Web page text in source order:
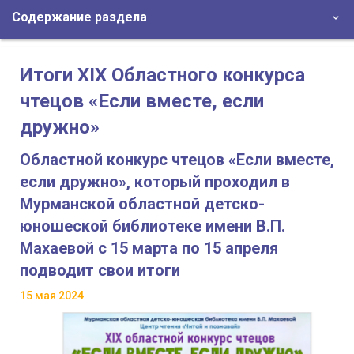
Содержание раздела
Итоги XIX Областного конкурса
чтецов «Если вместе, если
дружно»
Областной конкурс чтецов «Если вместе,
если дружно», который проходил в
Мурманской областной детско-
юношеской библиотеке имени В.П.
Махаевой с 15 марта по 15 апреля
подводит свои итоги
15 мая 2024